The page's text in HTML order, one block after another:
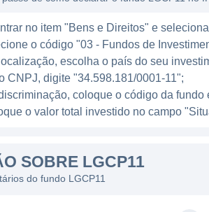
de investimento dentro do
cotistas do fundo.
é realizada pela Log
fundo e os ativos que compõem
incluem uma taxa de
que os investidores estejam
no item "Bens e Direitos" e
o código "03 - Fundos de
escolha o país do seu
CNPJ, digite "34.598.181/0001-11";
coloque o código da
o valor total investido no campo
SOBRE LGCP11
do fundo LGCP11